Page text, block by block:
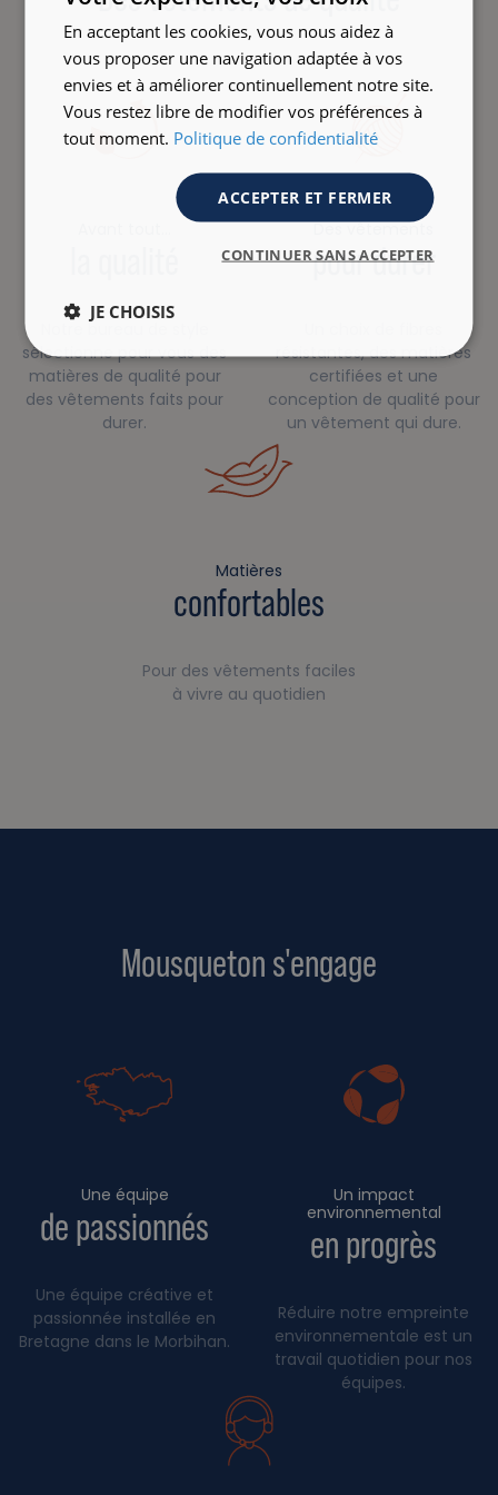
Notre bureau de style
sélectionne pour vous des
matières de qualité pour
des vêtements faits pour
durer.
Des vêtements
pour durer
résistantes, des matières
certifiées et une
conception de qualité pour
un vêtement qui dure.
Matières
confortables
Pour des vêtements faciles
à vivre au quotidien
Mousqueton s'engage
Une équipe
de passionnés
Une équipe créative et
passionnée installée en
Bretagne dans le Morbihan.
Un impact
environnemental
en progrès
Réduire notre empreinte
environnementale est un
travail quotidien pour nos
équipes.
En acceptant les cookies, vous nous aidez à
vous proposer une navigation adaptée à vos
envies et à améliorer continuellement notre site.
Vous restez libre de modifier vos préférences à
tout moment. Politique de confidentialité
ACCEPTER ET FERMER
CONTINUER SANS ACCEPTER
JE CHOISIS